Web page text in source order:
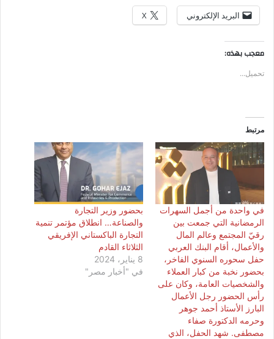
البريد الإلكتروني X
معجب بهذه:
تحميل...
مرتبط
في واحدة من أجمل السهرات
الرمضانية التي جمعت بين
رقيّ المجتمع وعالم المال
والأعمال، أقام البنك العربي
حفل سحوره السنوي الفاخر،
بحضور نخبة من كبار العملاء
والشخصيات العامة، وكان على
رأس الحضور رجل الأعمال
البارز الأستاذ أحمد جوهر
وحرمه الدكتورة صفاء
مصطفى. شهد الحفل، الذي
بحضور وزير التجارة
والصناعة… انطلاق مؤتمر تنمية
التجارة الباكستاني الإفريقي
الثلاثاء القادم
8 يناير، 2024
في "أخبار مصر"